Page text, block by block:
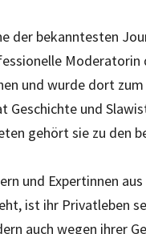
der bekanntesten
und wurde dort
Geschichte und
gehört sie zu den
und Expertinnen
ist ihr Privatleben
auch wegen ihrer